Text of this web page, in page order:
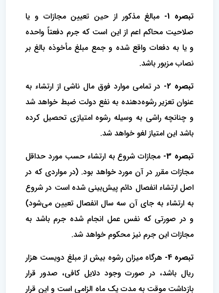
تبصره 1-
مبالغ مذکور از حین تعیین مجازات و یا
صلاحیت محاکم اعم از این است که جرم دفعتاً واحده
و یا به دفعات واقع شده و جمع مبلغ ‌مأخوذه بالغ بر
نصاب مزبور باشد. ‌
تبصره 2-
در تمامی موارد فوق مال ناشی از ارتشاء به
عنوان تعزیر رشوه‌دهنده به نفع دولت ضبط خواهد شد
و چنانچه راشی به وسیله رشوه‌ امتیازی تحصیل کرده
باشد این امتیاز لغو خواهد شد. ‌
تبصره 3-
مجازات شروع به ارتشاء حسب مورد حداقل
مجازات مقرر در آن مورد خواهد بود. (‌در مواردی که در
اصل ارتشاء انفصال دائم پیش‌بینی‌ شده است در شروع
به ارتشاء به جای آن سه سال انفصال تعیین می‌شود)
و در صورتی که نفس عمل انجام شده جرم باشد به
مجازات این جرم نیز محکوم خواهد شد.
تبصره 4-
هرگاه میزان رشوه بیش از مبلغ دویست هزار
ریال باشد، در صورت وجود دلایل کافی، صدور قرار
بازداشت موقت به مدت یک‌ ماه الزامی است و این قرار